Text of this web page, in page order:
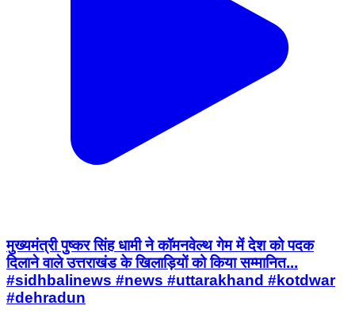
मुख्यमंत्री पुष्कर सिंह धामी ने कॉमनवेल्थ गेम में देश को पदक
दिलाने वाले उत्तराखंड के खिलाड़ियों को किया सम्मानित...
#sidhbalinews #news #uttarakhand #kotdwar
#dehradun